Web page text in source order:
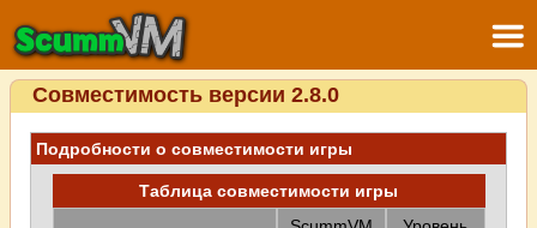
Совместимость версии 2.8.0
Подробности о совместимости игры
Таблица совместимости игры